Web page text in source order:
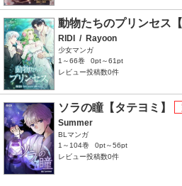
動物たちのプリンセス
RIDI / Rayoon
少女マンガ
1～66巻
0pt～61pt
レビュー投稿数0件
ソラの瞳【タテヨミ】
Summer
BLマンガ
1～104巻
0pt～56pt
レビュー投稿数0件